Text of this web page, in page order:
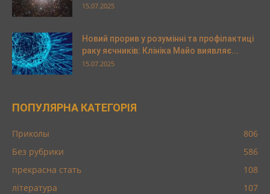
15.07.2025
Новий прорив у розумінні та профілактиці
раку яєчників: Клініка Майо виявляє...
15.07.2025
ПОПУЛЯРНА КАТЕГОРІЯ
Приколы
806
Без рубрики
586
прекрасна стать
108
література
107